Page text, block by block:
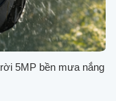
5MP bền mưa nắng